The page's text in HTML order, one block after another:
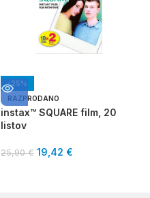
-25%
RAZPRODANO
instax™ SQUARE film, 20
listov
25,90€ 19,42 €